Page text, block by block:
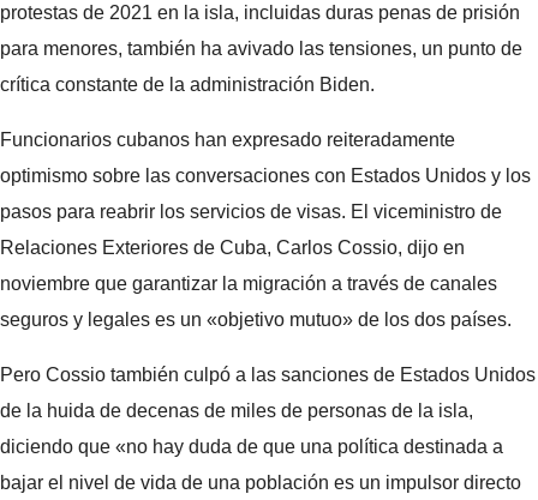
protestas de 2021 en la isla, incluidas duras penas de prisión
para menores, también ha avivado las tensiones, un punto de
crítica constante de la administración Biden.
Funcionarios cubanos han expresado reiteradamente
optimismo sobre las conversaciones con Estados Unidos y los
pasos para reabrir los servicios de visas. El viceministro de
Relaciones Exteriores de Cuba, Carlos Cossio, dijo en
noviembre que garantizar la migración a través de canales
seguros y legales es un «objetivo mutuo» de los dos países.
Pero Cossio también culpó a las sanciones de Estados Unidos
de la huida de decenas de miles de personas de la isla,
diciendo que «no hay duda de que una política destinada a
bajar el nivel de vida de una población es un impulsor directo